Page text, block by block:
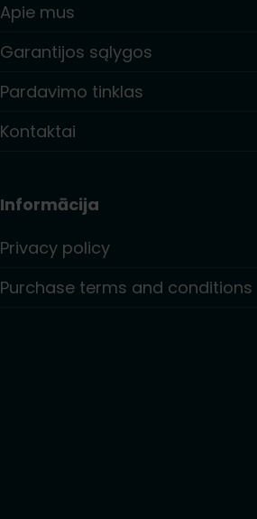
Apie mus
Garantijos sąlygos
Pardavimo tinklas
Kontaktai
Informācija
Privacy policy
Purchase terms and conditions